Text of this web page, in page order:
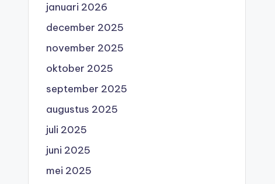
januari 2026
december 2025
november 2025
oktober 2025
september 2025
augustus 2025
juli 2025
juni 2025
mei 2025